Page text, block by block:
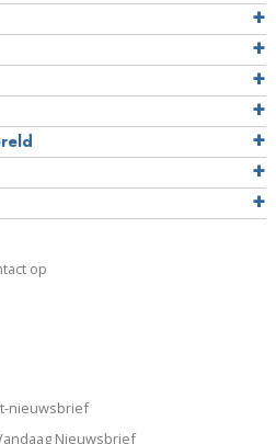
op
nieuwsbrief
Nieuwsbrief